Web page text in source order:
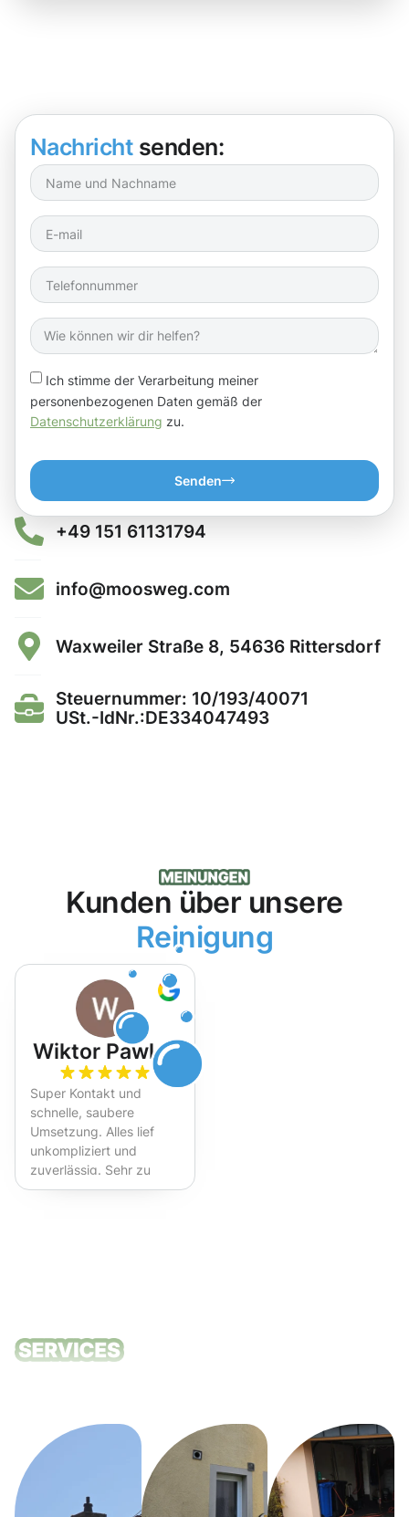
Nachricht senden:
Ich stimme der Verarbeitung meiner
personenbezogenen Daten gemäß der
Datenschutzerklärung zu.
Senden
+49 151 61131794
info@moosweg.com
Waxweiler Straße 8, 54636 Rittersdorf
Steuernummer: 10/193/40071
USt.-IdNr.:DE334047493
Kunden über unsere
Reinigung
Wiktor Pawlak
Super Kontakt und
schnelle, saubere
Umsetzung. Alles lief
unkompliziert und
zuverlässig. Sehr zu
empfehlen!